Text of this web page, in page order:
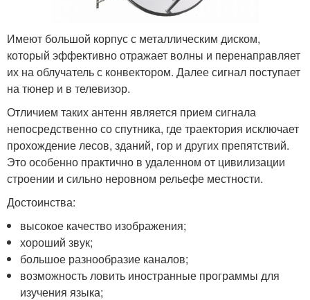
Имеют большой корпус с металлическим диском,
который эффективно отражает волны и перенаправляет
их на облучатель с конвектором. Далее сигнал поступает
на тюнер и в телевизор.
Отличием таких антенн является прием сигнала
непосредственно со спутника, где траектория исключает
прохождение лесов, зданий, гор и других препятствий.
Это особенно практично в удаленном от цивилизации
строении и сильно неровном рельефе местности.
Достоинства:
высокое качество изображения;
хороший звук;
большое разнообразие каналов;
возможность ловить иностранные программы для
изучения языка;